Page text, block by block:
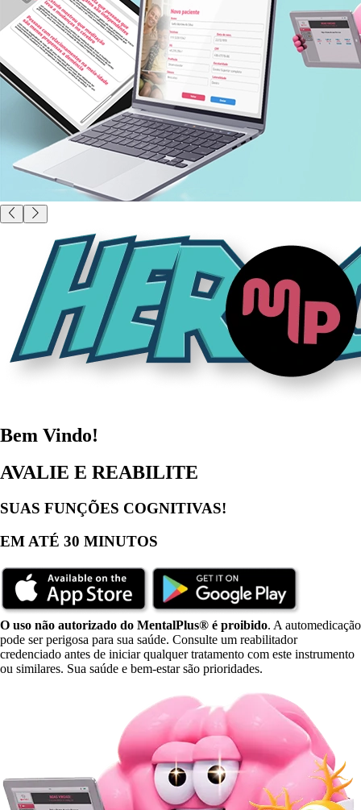
Bem Vindo!
AVALIE E REABILITE
SUAS FUNÇÕES COGNITIVAS!
EM ATÉ 30 MINUTOS
O uso não autorizado do MentalPlus® é proibido. A automedicação
pode ser perigosa para sua saúde. Consulte um reabilitador
credenciado antes de iniciar qualquer tratamento com este instrumento
ou similares. Sua saúde e bem-estar são prioridades.